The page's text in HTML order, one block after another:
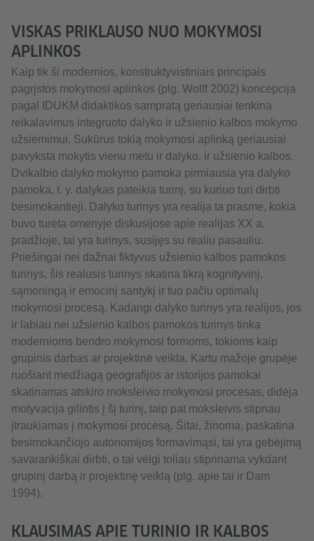
VISKAS PRIKLAUSO NUO MOKYMOSI
APLINKOS
Kaip tik ši modernios, konstruktyvistiniais principais
pagrįstos mokymosi aplinkos (plg. Wolff 2002) koncepcija
pagal IDUKM didaktikos sampratą geriausiai tenkina
reikalavimus integruoto dalyko ir užsienio kalbos mokymo
užsiėmimui. Sukūrus tokią mokymosi aplinką geriausiai
pavyksta mokytis vienu metu ir dalyko, ir užsienio kalbos.
Dvikalbio dalyko mokymo pamoka pirmiausia yra dalyko
pamoka, t. y. dalykas pateikia turinį, su kuriuo turi dirbti
besimokantieji. Dalyko turinys yra realija ta prasme, kokia
buvo turėta omenyje diskusijose apie realijas XX a.
pradžioje, tai yra turinys, susijęs su realiu pasauliu.
Priešingai nei dažnai fiktyvus užsienio kalbos pamokos
turinys, šis realusis turinys skatina tikrą kognityvinį,
sąmoningą ir emocinį santykį ir tuo pačiu optimalų
mokymosi procesą. Kadangi dalyko turinys yra realijos, jos
ir labiau nei užsienio kalbos pamokos turinys tinka
modernioms bendro mokymosi formoms, tokioms kaip
grupinis darbas ar projektinė veikla. Kartu mažoje grupėje
ruošiant medžiagą geografijos ar istorijos pamokai
skatinamas atskiro moksleivio mokymosi procesas, didėja
motyvacija gilintis į šį turinį, taip pat moksleivis stipriau
įtraukiamas į mokymosi procesą. Šitai, žinoma, paskatina
besimokančiojo autonomijos formavimąsi, tai yra gebėjimą
savarankiškai dirbti, o tai vėlgi toliau stiprinama vykdant
grupinį darbą ir projektinę veiklą (plg. apie tai ir Dam
1994).
KLAUSIMAS APIE TURINIO IR KALBOS